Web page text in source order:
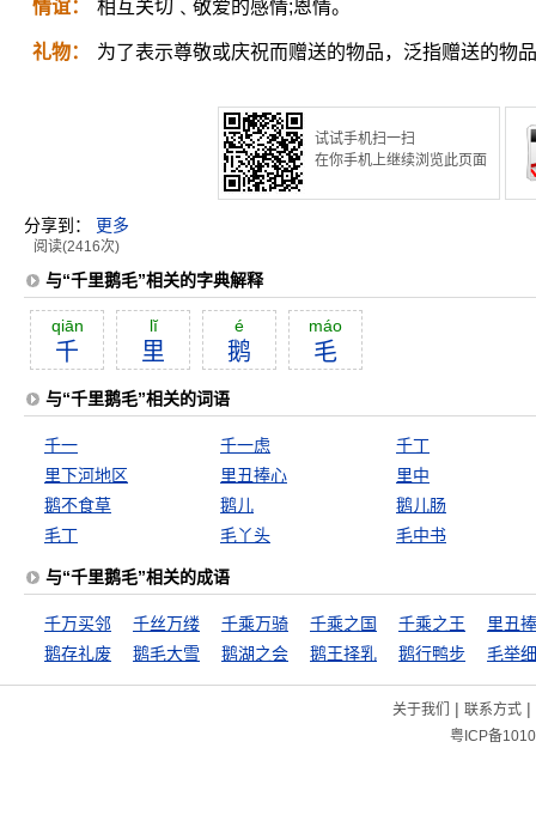
情谊： 相互关切﹑敬爱的感情;恩情。
礼物： 为了表示尊敬或庆祝而赠送的物品，泛指赠送的物
试试手机扫一扫
在你手机上继续浏览此页面
分享到： 更多
阅读(2416次)
与“千里鹅毛”相关的字典解释
qiān
千
lĭ
里
é
鹅
máo
毛
与“千里鹅毛”相关的词语
千一 千一虑
千丁
里下河地区
里丑捧心
里中
鹅不食草
鹅儿
鹅儿肠
毛丁
毛丫头 毛中书
与“千里鹅毛”相关的成语
千万买邻 千丝万缕 千乘万骑 千乘之国 千乘之王
里丑
鹅存礼废
鹅毛大雪 鹅湖之会 鹅王择乳 鹅行鸭步 毛举
关于我们 | 联系方式|
粤ICP备